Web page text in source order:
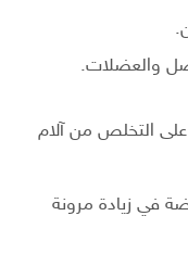
والعضلات.
على التخلص من آلام
في زيادة مرونة